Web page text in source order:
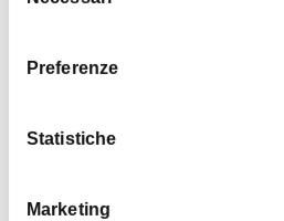
Preferenze
Statistiche
Marketing
Noleggio City Bike eXtraBO